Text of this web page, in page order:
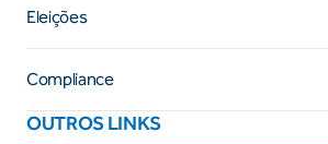
Eleições
Compliance
OUTROS LINKS